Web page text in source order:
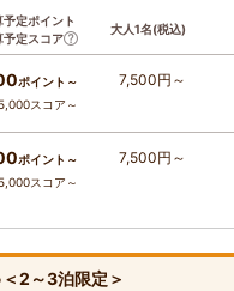
予定ポイント
予定スコア
大人1名(税込)
ポイント～
スコア～
7,500円～
ポイント～
スコア～
7,500円～
2～3泊限定＞